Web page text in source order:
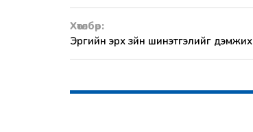
Хөтөлбөр:
Эрүүгийн эрх зүйн шинэтгэлийг дэмжих